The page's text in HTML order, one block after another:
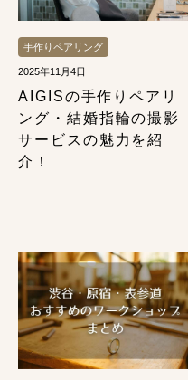
手作りペアリング
2025年11月4日
AIGISの手作りペアリ
ング・結婚指輪の撮影
サービスの魅力を紹
介！